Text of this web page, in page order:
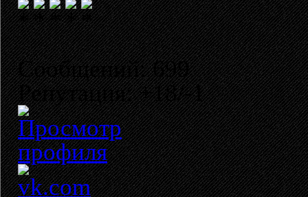
Сообщений: 699
Репутация: +18/-1